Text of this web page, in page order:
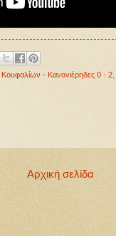
- Κανονιέρηδες 0 - 2
Αρχική σελίδα